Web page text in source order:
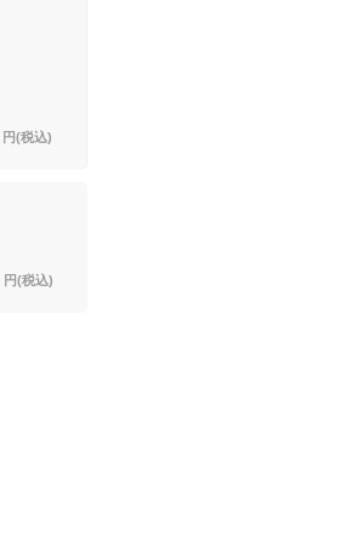
円(税込)
円(税込)